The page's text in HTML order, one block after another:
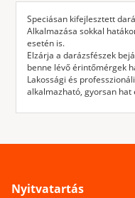
Speciásan kifejlesztett
Alkalmazása sokkal
esetén is.
Elzárja a darázsfészek
benne lévő érintőmérgek
Lakossági és
alkalmazható, gyorsan hat
Nyitvatartás